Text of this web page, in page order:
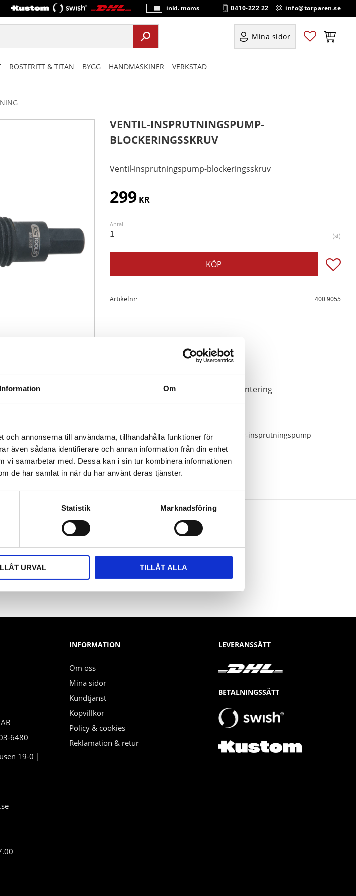
Information Om
och annonserna till användarna, tillhandahålla funktioner för
även sådana identifierare och annan information från din enhet
vi samarbetar med. Dessa kan i sin tur kombinera informationen
de har samlat in när du har använt deras tjänster.
Statistik Marknadsföring
URVAL TILLÅT ALLA
P
ri
s
e
vi
inkl. moms 0410-222 22 info@torparen.se
Mina sidor Favoriter
ROSTFRITT & TITAN BYGG HANDMASKINER VERKSTAD
VENTIL-INSPRUTNINGSPUMP-
BLOCKERINGSSKRUV
Ventil-insprutningspump-blockeringsskruv
299KR
Antal
st
KÖP Lägg
Artikelnr 400.9055
i position matningsstart vid montering och avmontering
med Lucas fördelar-insprutningspump.Renaultmed Delphi fördelar-insprutningspump
6480
19-0 |
INFORMATION
Om oss
Mina sidor
Kundtjänst
Köpvillkor
Policy & cookies
Reklamation & retur
LEVERANSSÄTT
BETALNINGSSÄTT